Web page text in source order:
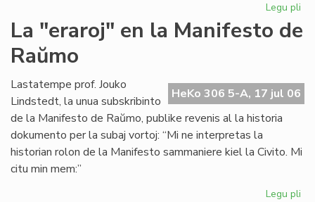
Legu pli
La "eraroj" en la Manifesto de
Raŭmo
HeKo 306 5-A, 17 jul 06
Lastatempe prof. Jouko
Lindstedt, la unua subskribinto
de la Manifesto de Raŭmo, publike revenis al la historia
dokumento per la subaj vortoj: “Mi ne interpretas la
historian rolon de la Manifesto sammaniere kiel la Civito. Mi
citu min mem:”
Legu pli